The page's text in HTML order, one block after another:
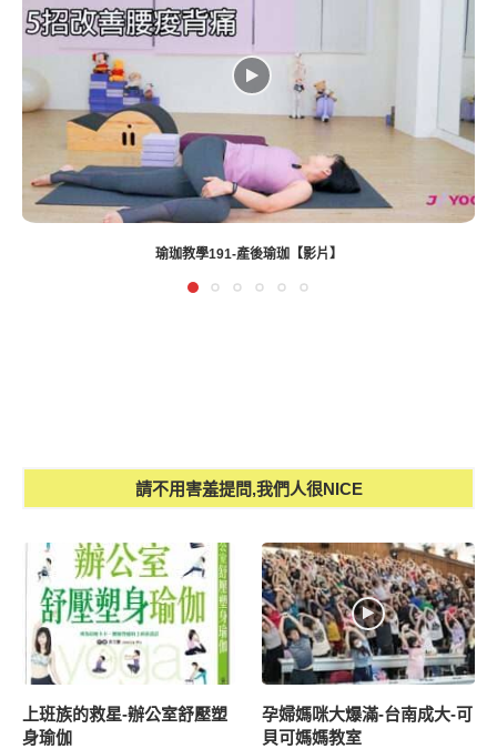
瑜珈教學191-產後瑜珈【影片】
請不用害羞提問,我們人很NICE
上班族的救星-辦公室舒壓塑
身瑜伽
孕婦媽咪大爆滿-台南成大-可
貝可媽媽教室